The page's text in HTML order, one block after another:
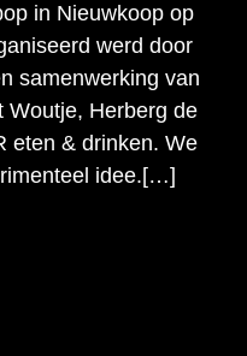
in Nieuwkoop op
werd door
samenwerking van
Woutje, Herberg de
eten & drinken. We
idee.[…]